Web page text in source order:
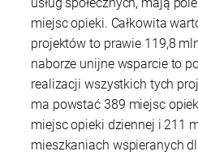
miejsc opieki. Całkowita
projektów to prawie 119,8
naborze unijne wsparcie to
realizacji wszystkich tych
ma powstać 389 miejsc
miejsc opieki dziennej i 211
mieszkaniach wspieranych